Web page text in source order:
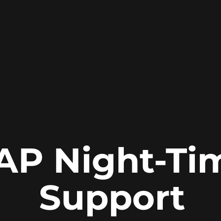
Night-
Support